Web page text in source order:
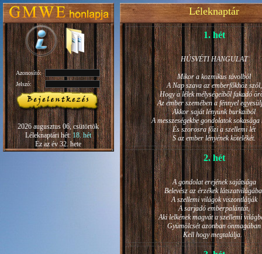
Azonosító:
Jelszó:
2026 augusztus 06, csütörtök
Léleknaptári hét:18. hét
Ez az év 32. hete
Léleknaptár
1. hét
HÚSVÉTI HANGULAT
Mikor a kozmikus távolból
A Nap szava az emberfőkhöz szól,
Hogy a lélek mélységeiből fakadó
Az ember szemében a fénnyel
Akkor saját lényünk burkaiból
A messzeségekbe gondolatok sokasága
És szorosra főzi a szellemi lét
S az ember lényének kötelékét.
2. hét
A gondolat erejének sajátsága
Belevész az érzékek
A szellemi világok viszontlátják
A sarjadó emberpalántát,
Aki lelkének magvát a szellemi
Gyümölcsét azonban önmagában
Kell hogy megtalálja.